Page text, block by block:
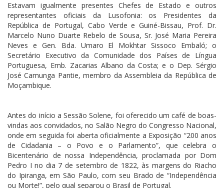
Estavam igualmente presentes Chefes de Estado e outros
representantes oficiais da Lusofonia: os Presidentes da
República de Portugal, Cabo Verde e Guiné-Bissau, Prof. Dr.
Marcelo Nuno Duarte Rebelo de Sousa, Sr. José Maria Pereira
Neves e Gen. Bda. Umaro El Mokhtar Sissoco Embaló; o
Secretário Executivo da Comunidade dos Países de Língua
Portuguesa, Emb. Zacarias Albano da Costa; e o Dep. Sérgio
José Camunga Pantie, membro da Assembleia da República de
Moçambique.
Antes do início a Sessão Solene, foi oferecido um café de boas-
vindas aos convidados, no Salão Negro do Congresso Nacional,
onde em seguida foi aberta oficialmente a Exposição “200 anos
de Cidadania – o Povo e o Parlamento”, que celebra o
Bicentenário de nossa Independência, proclamada por Dom
Pedro I no dia 7 de setembro de 1822, às margens do Riacho
do Ipiranga, em São Paulo, com seu Brado de “Independência
ou Morte!”, pelo qual separou o Brasil de Portugal.